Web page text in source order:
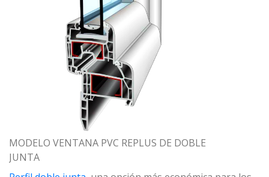
MODELO VENTANA PVC REPLUS DE DOBLE
JUNTA